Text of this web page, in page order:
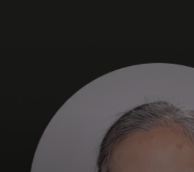
Para empresas
Para o mundo
Para inovadores